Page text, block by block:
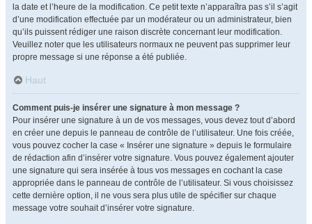
la date et l’heure de la modification. Ce petit texte n’apparaîtra pas s’il s’agit
d’une modification effectuée par un modérateur ou un administrateur, bien
qu’ils puissent rédiger une raison discrète concernant leur modification.
Veuillez noter que les utilisateurs normaux ne peuvent pas supprimer leur
propre message si une réponse a été publiée.
Haut
Comment puis-je insérer une signature à mon message ?
Pour insérer une signature à un de vos messages, vous devez tout d’abord
en créer une depuis le panneau de contrôle de l’utilisateur. Une fois créée,
vous pouvez cocher la case « Insérer une signature » depuis le formulaire
de rédaction afin d’insérer votre signature. Vous pouvez également ajouter
une signature qui sera insérée à tous vos messages en cochant la case
appropriée dans le panneau de contrôle de l’utilisateur. Si vous choisissez
cette dernière option, il ne vous sera plus utile de spécifier sur chaque
message votre souhait d’insérer votre signature.